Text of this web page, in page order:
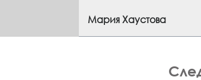
Мария Хаустова